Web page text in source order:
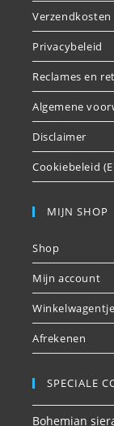
Privacybeleid
Reclames en
Algemene
Disclaimer
Cookiebeleid
MIJN SHOP
Shop
Mijn account
Winkelwagentje
Afrekenen
SPECIALE
Bohemian